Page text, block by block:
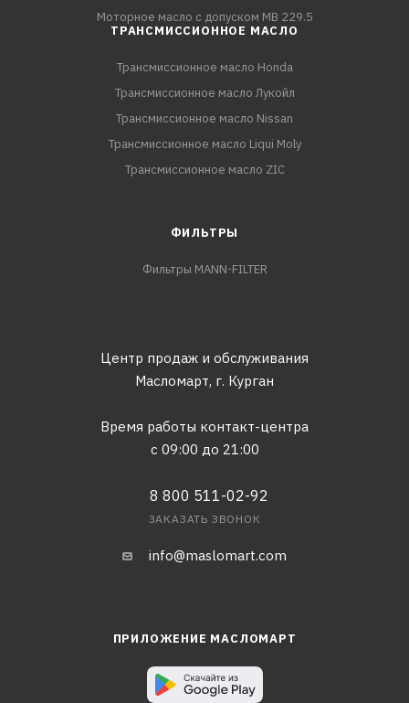
Моторное масло с допуском MB 229.5
ТРАНСМИССИОННОЕ МАСЛО
Трансмиссионное масло Honda
Трансмиссионное масло Лукойл
Трансмиссионное масло Nissan
Трансмиссионное масло Liqui Moly
Трансмиссионное масло ZIC
ФИЛЬТРЫ
Фильтры MANN-FILTER
Центр продаж и обслуживания
Масломарт, г. Курган
Время работы контакт-центра
с 09:00 до 21:00
8 800 511-02-92
ЗАКАЗАТЬ ЗВОНОК
info@maslomart.com
ПРИЛОЖЕНИЕ МАСЛОМАРТ